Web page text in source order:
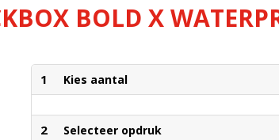
BOLD X
1 Kies aantal
2 Selecteer opdruk